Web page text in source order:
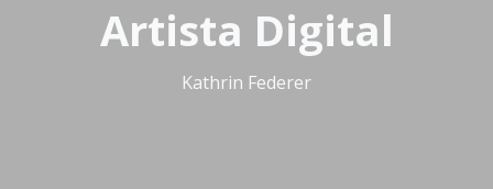
Artista Digital
Kathrin Federer